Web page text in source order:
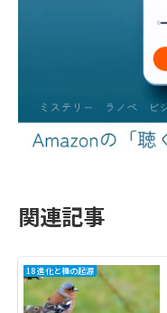
関連記事
18 進化と種の起源